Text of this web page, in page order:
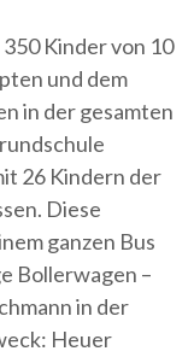
Kinder von 10
und dem
in der gesamten
26 Kindern der
Diese
ganzen Bus
Bollerwagen –
in der
Heuer